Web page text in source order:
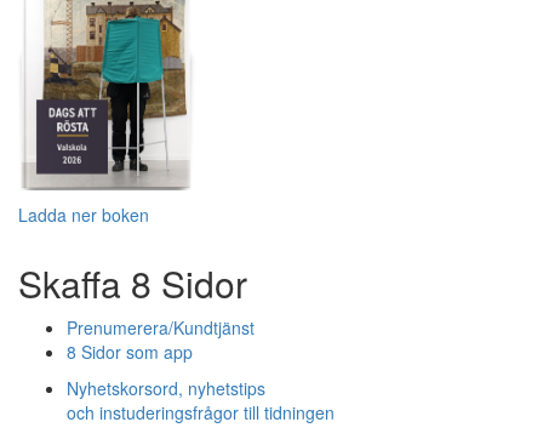
Ladda ner boken
Skaffa 8 Sidor
Prenumerera/Kundtjänst
8 Sidor som app
Nyhetskorsord, nyhetstips
och instuderingsfrågor till tidningen